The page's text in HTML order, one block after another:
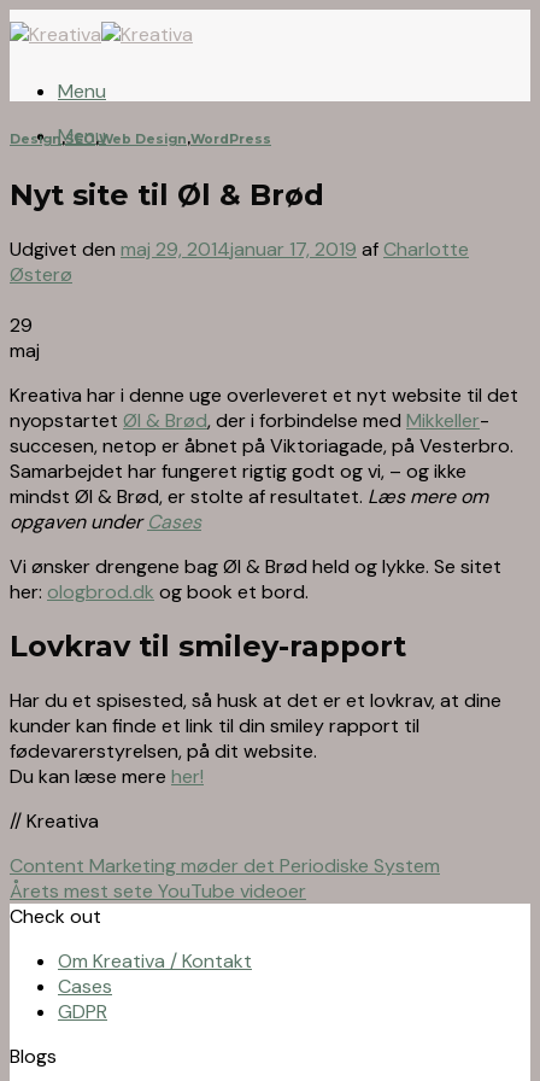
Skip
to
Menu
Menu
Design,SEO,Web Design,WordPress
Nyt site til Øl & Brød
Udgivet den maj 29, 2014januar 17, 2019 afCharlotte
Østerø
29
maj
Kreativa har i denne uge overleveret et nyt website til det
nyopstartet Øl & Brød, der i forbindelse med Mikkeller-
succesen, netop er åbnet på Viktoriagade, på Vesterbro.
Samarbejdet har fungeret rigtig godt og vi, – og ikke
mindst Øl & Brød, er stolte af resultatet. Læs mere om
opgaven underCases
Vi ønsker drengene bag Øl & Brød held og lykke. Se sitet
her: ologbrod.dk og book et bord.
Lovkrav til smiley-rapport
Har du et spisested, så husk at det er et lovkrav, at dine
kunder kan finde et link til din smiley rapport til
fødevarerstyrelsen, på dit website.
Du kan læse mere her!
// Kreativa
Content Marketing møder det Periodiske System
Årets mest sete YouTube videoer
Check out
Om Kreativa / Kontakt
Cases
GDPR
Blogs